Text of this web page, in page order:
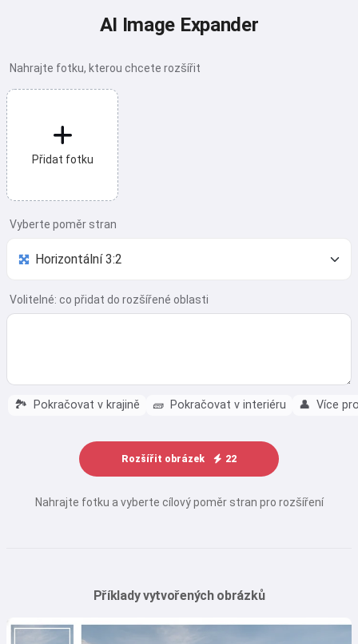
AI Image Expander
Nahrajte fotku, kterou chcete rozšířit
Přidat fotku
Vyberte poměr stran
Volitelné: co přidat do rozšířené oblasti
🏞️ Pokračovat v krajině 🧱 Pokračovat v interiéru 👤 Více
Rozšířit obrázek 22
Nahrajte fotku a vyberte cílový poměr stran pro rozšíření
Příklady vytvořených obrázků